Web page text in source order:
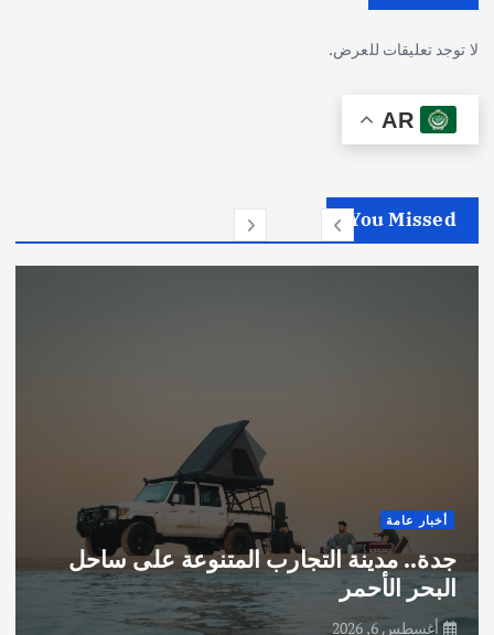
لا توجد تعليقات للعرض.
AR
You Missed
أخبار عامة
جدة.. مدينة التجارب المتنوعة على ساحل
البحر الأحمر
أغسطس 6, 2026